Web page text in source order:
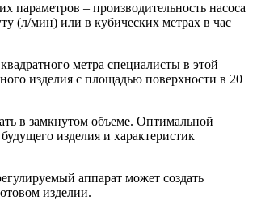
параметров – производительность насоса
(л/мин) или в кубических метрах в час
метра специалисты в этой
изделия с площадью поверхности в 20
в замкнутом объеме. Оптимальной
изделия и характеристик
аппарат может создать
изделии.